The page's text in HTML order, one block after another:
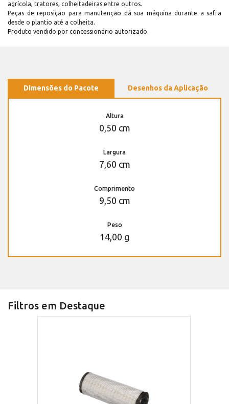
agrícola, tratores, colheitadeiras entre outros.
Peças de reposição para manutenção dá sua máquina durante a safra
desde o plantio até a colheita.
Produto vendido por concessionário autorizado.
Dimensões do Pacote Desenhos da Aplicação
Altura
0,50 cm
Largura
7,60 cm
Comprimento
9,50 cm
Peso
14,00 g
Filtros em Destaque